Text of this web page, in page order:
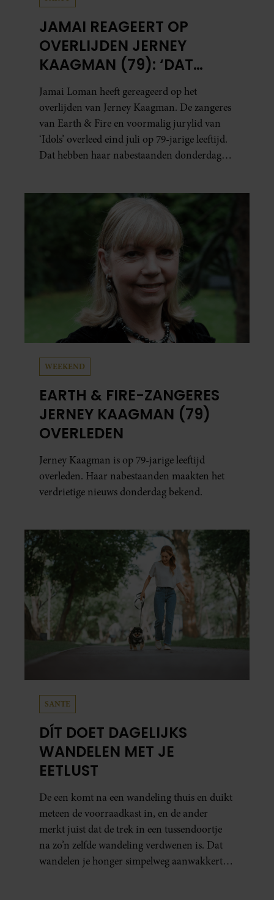
JAMAI REAGEERT OP
OVERLIJDEN JERNEY
KAAGMAN (79): ‘DAT
VERTROUWEN ZAL IK
NOOIT VERGETEN’
Jamai Loman heeft gereageerd op het
overlijden van Jerney Kaagman. De zangeres
van Earth & Fire en voormalig jurylid van
‘Idols’ overleed eind juli op 79-jarige leeftijd.
Dat hebben haar nabestaanden donderdag
WEEKEND
EARTH & FIRE-ZANGERES
JERNEY KAAGMAN (79)
OVERLEDEN
Jerney Kaagman is op 79-jarige leeftijd
overleden. Haar nabestaanden maakten het
verdrietige nieuws donderdag bekend.
SANTE
DÍT DOET DAGELIJKS
WANDELEN MET JE
EETLUST
De een komt na een wandeling thuis en duikt
meteen de voorraadkast in, en de ander
merkt juist dat de trek in een tussendoortje
na zo’n zelfde wandeling verdwenen is. Dat
wandelen je honger simpelweg aanwakkert,